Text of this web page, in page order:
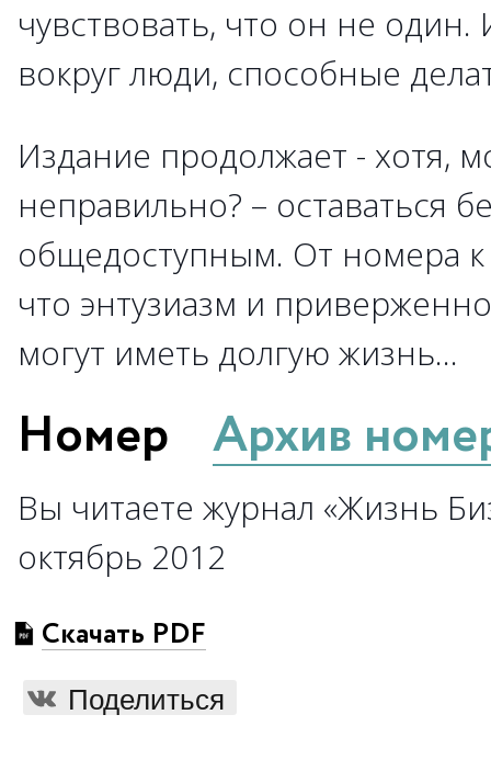
чувствовать, что он не
вокруг люди, способные
Издание продолжает - хотя,
неправильно? – оставаться
общедоступным. От номера к
что энтузиазм и
могут иметь долгую жизнь…
Номер Архив
Вы читаете журнал «Жизнь
октябрь 2012
Скачать PDF
Поделиться